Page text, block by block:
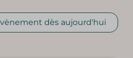
dès aujourd'hui